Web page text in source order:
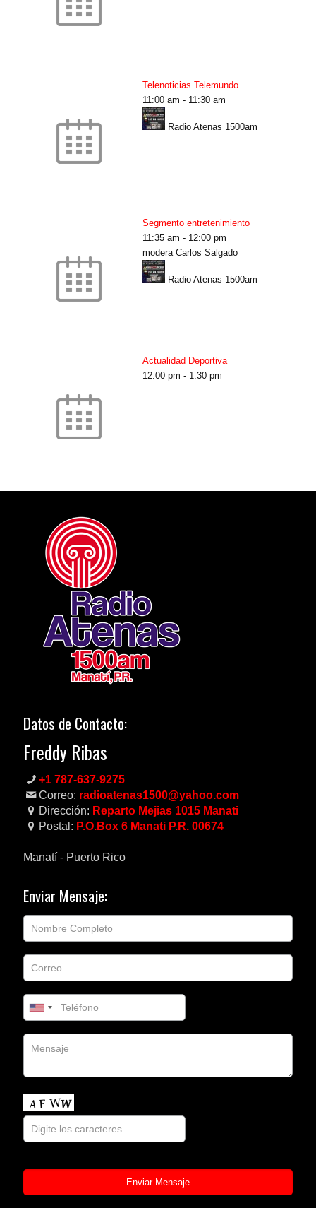
Telenoticias Telemundo
11:00 am - 11:30 am
Radio Atenas 1500am
Segmento entretenimiento
11:35 am - 12:00 pm
modera Carlos Salgado
Radio Atenas 1500am
Actualidad Deportiva
12:00 pm - 1:30 pm
Datos de Contacto:
Freddy Ribas
+1 787-637-9275
Correo: radioatenas1500@yahoo.com
Dirección: Reparto Mejias 1015 Manati
Postal: P.O.Box 6 Manati P.R. 00674
Manatí - Puerto Rico
Enviar Mensaje: